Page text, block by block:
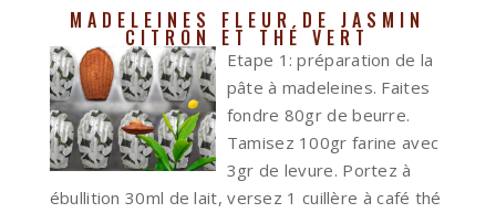
MADELEINES FLEUR DE JASMIN
CITRON ET THÉ VERT
Etape 1: préparation de la
pâte à madeleines. Faites
fondre 80gr de beurre.
Tamisez 100gr farine avec
3gr de levure. Portez à
ébullition 30ml de lait, versez 1 cuillère à café thé